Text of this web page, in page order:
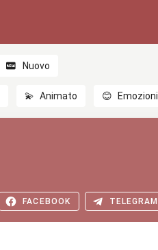
Nuovo
💫 Animato 😊 Emozioni
FACEBOOK TELEGRAM